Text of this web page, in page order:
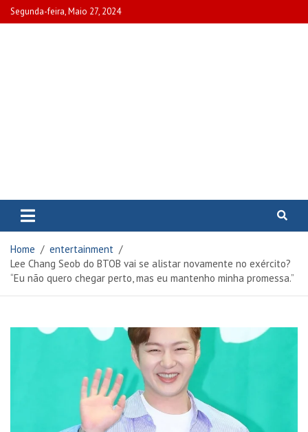
Skip
to
Segunda-feira, Maio 27, 2024
www.portalcascais.pt
recentes e veja programas de TV,
reportagens e podcasts
www.portalcascais.pt
Home
entertainment
Lee Chang Seob do BTOB vai se alistar novamente no exército?
“Eu não quero chegar perto, mas eu mantenho minha promessa.”